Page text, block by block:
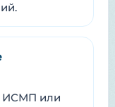
ИСМП или